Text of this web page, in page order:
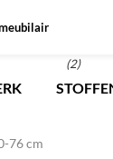
(2)
76 cm